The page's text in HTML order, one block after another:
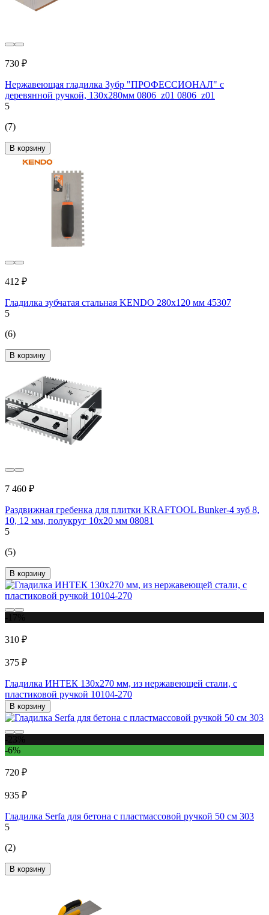
730 ₽
Нержавеющая гладилка Зубр "ПРОФЕССИОНАЛ" с
деревянной ручкой, 130x280мм 0806_z01 0806_z01
5
(7)
В корзину
412 ₽
Гладилка зубчатая стальная KENDO 280x120 мм 45307
5
(6)
В корзину
7 460 ₽
Раздвижная гребенка для плитки KRAFTOOL Bunker-4 зуб 8,
10, 12 мм, полукруг 10x20 мм 08081
5
(5)
В корзину
310 ₽
375 ₽
Гладилка ИНТЕК 130х270 мм, из нержавеющей стали, с
пластиковой ручкой 10104-270
В корзину
-6%
720 ₽
935 ₽
Гладилка Serfa для бетона с пластмассовой ручкой 50 см 303
5
(2)
В корзину